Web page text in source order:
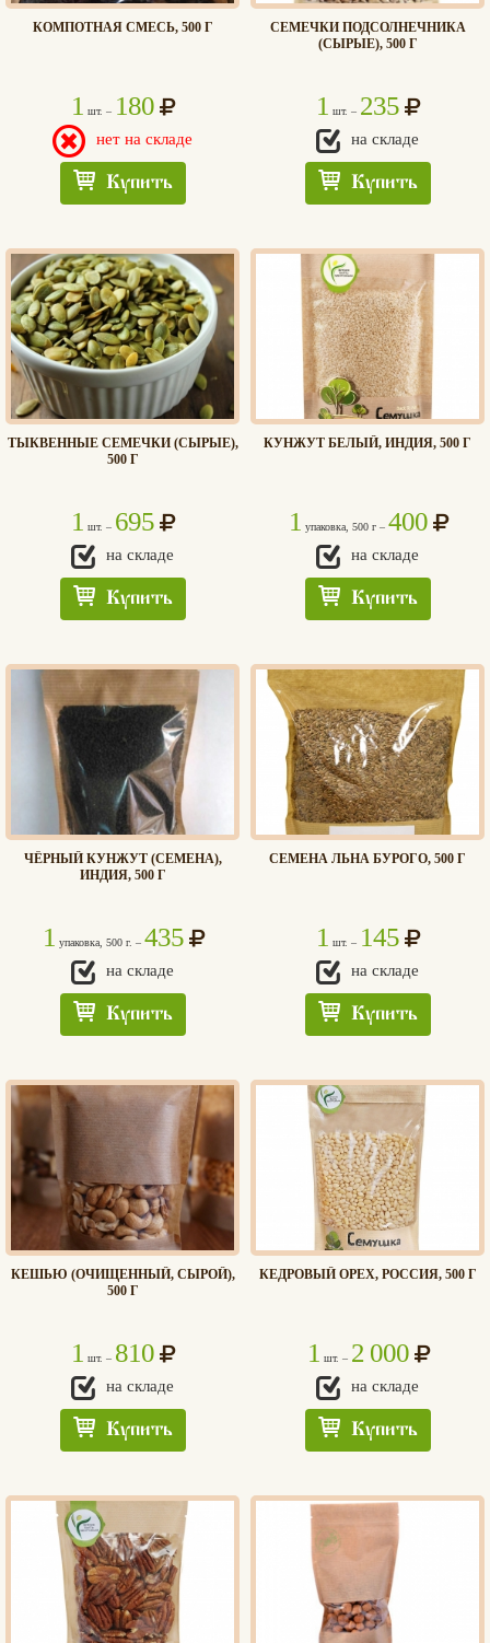
КОМПОТНАЯ СМЕСЬ, 500 Г
1 шт. – 180
нет на складе
Купить
СЕМЕЧКИ ПОДСОЛНЕЧНИКА
(СЫРЫЕ), 500 Г
1 шт. – 235
на складе
Купить
ТЫКВЕННЫЕ СЕМЕЧКИ (СЫРЫЕ),
500 Г
1 шт. – 695
на складе
Купить
КУНЖУТ БЕЛЫЙ, ИНДИЯ, 500 Г
1 упаковка, 500 г – 400
на складе
Купить
ЧЁРНЫЙ КУНЖУТ (СЕМЕНА),
ИНДИЯ, 500 Г
1 упаковка, 500 г. – 435
на складе
Купить
СЕМЕНА ЛЬНА БУРОГО, 500 Г
1 шт. – 145
на складе
Купить
КЕШЬЮ (ОЧИЩЕННЫЙ, СЫРОЙ),
500 Г
1 шт. – 810
на складе
Купить
КЕДРОВЫЙ ОРЕХ, РОССИЯ, 500 Г
1 шт. – 2 000
на складе
Купить